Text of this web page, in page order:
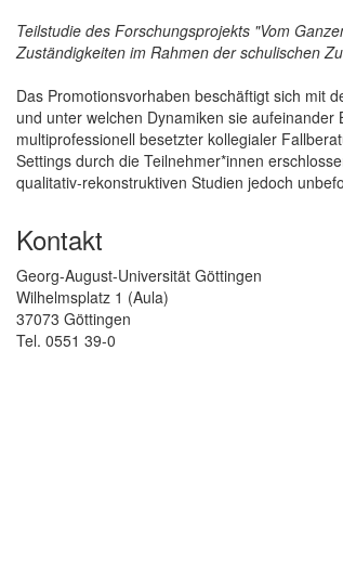
Teilstudie des Forschungsprojekts "Vom
Zuständigkeiten im Rahmen der schulischen
Das Promotionsvorhaben beschäftigt sich mit
und unter welchen Dynamiken sie
multiprofessionell besetzter kollegialer
Settings durch die Teilnehmer*innen
qualitativ-rekonstruktiven Studien jedoch
Kontakt
Georg-August-Universität Göttingen
Wilhelmsplatz 1 (Aula)
37073 Göttingen
Tel. 0551 39-0